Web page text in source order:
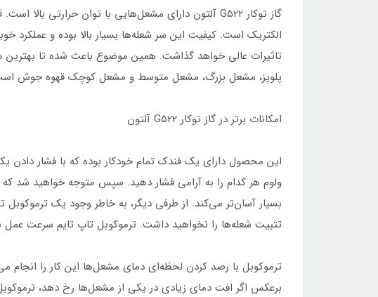
الکتریک است. کیفیت این سر شعله‌ها بسیار بالا بوده و عملکرد
پلوپز،‌ مشعل بزرگ، مشعل متوسط و مشعل کوچک قهوه جوش است.
امکانات برتر در گاز توکار G۵۲۲ آلتون
این محصول دارای یک فندک تمام خودکار بوده که با فشار دادن
بسیار آسان‌تر می‌کند. از طرفی دیگر، به خاطر وجود یک
تثبیت شعله‌ها را نخواهید داشت. ترموکوبل تاپ تایم سرعت
ترموکوبل با رصد کردن لحظه‌ای دمای مشعل‌ها این کار را
برعکس اگر افت دمای زیادی در یکی از مشعل‌ها رخ دهد،